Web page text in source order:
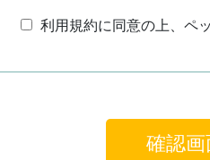
利用規約に同意の上、ペ